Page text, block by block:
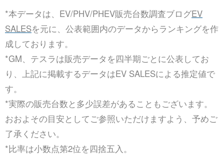
*本データは、EV/PHV/PHEV販売台数調査ブログEV
SALESを元に、公表範囲内のデータからランキングを作
成しております。
*GM、テスラは販売データを四半期ごとに公表してお
り、上記に掲載するデータはEV SALESによる推定値で
す。
*実際の販売台数と多少誤差があることもございます。
おおよその目安としてご参照いただけますよう、予めご
了承ください。
*比率は小数点第2位を四捨五入。